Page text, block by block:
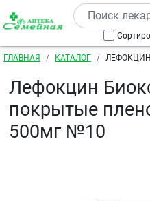
Перейти к основному
Строка навигации
ГЛАВНАЯ КАТАЛОГ
Лефокцин
покрытые
500мг №10